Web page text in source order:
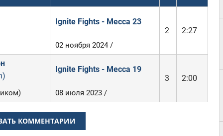
Ignite Fights - Mecca 23
2
2:27
02 ноября 2024 /
Ignite Fights - Mecca 19
3
2:00
08 июля 2023 /
КОММЕНТАРИИ